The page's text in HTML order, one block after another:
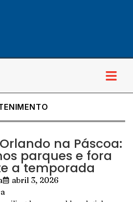
na Páscoa:
parques e fora
a temporada
abril 3, 2026